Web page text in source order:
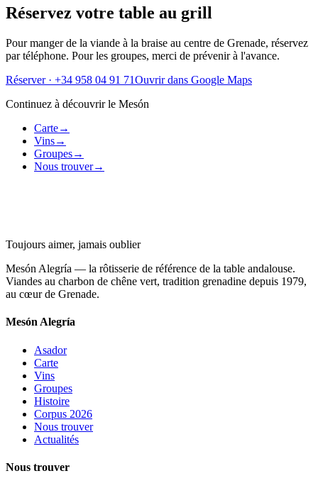
Réservez votre table au grill
Pour manger de la viande à la braise au centre de Grenade, réservez
par téléphone. Pour les groupes, merci de prévenir à l'avance.
Réserver · +34 958 04 91 71Ouvrir dans Google Maps
Continuez à découvrir le Mesón
Carte→
Vins→
Groupes→
Nous trouver→
Toujours aimer, jamais oublier
Mesón Alegría — la rôtisserie de référence de la table andalouse.
Viandes au charbon de chêne vert, tradition grenadine depuis 1979,
au cœur de Grenade.
Mesón Alegría
Asador
Carte
Vins
Groupes
Histoire
Corpus 2026
Nous trouver
Actualités
Nous trouver